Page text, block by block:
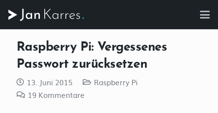
Raspberry Pi: Vergessenes
Passwort zurücksetzen
13. Juni 2015
Raspberry Pi
19 Kommentare